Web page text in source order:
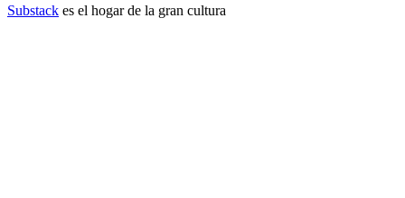
Substack es el hogar de la gran cultura